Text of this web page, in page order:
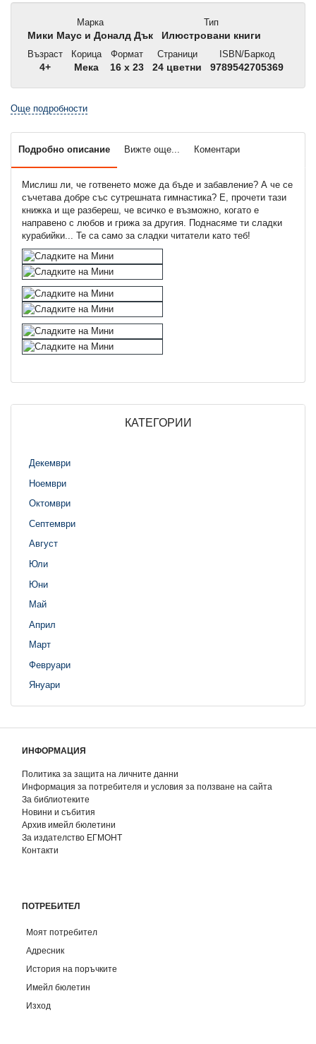
Марка
Мики Маус и Доналд Дък
Тип
Илюстровани книги
Възраст
4+
Корица
Мека
Формат
16 x 23
Страници
24 цветни
ISBN/Баркод
9789542705369
Още подробности
Подробно описание Вижте още... Коментари
Мислиш ли, че готвенето може да бъде и забавление? А че се
съчетава добре със сутрешната гимнастика? Е, прочети тази
книжка и ще разбереш, че всичко е възможно, когато е
направено с любов и грижа за другия. Поднасяме ти сладки
курабийки... Те са само за сладки читатели като теб!
КАТЕГОРИИ
Декември
Ноември
Октомври
Септември
Август
Юли
Юни
Май
Април
Март
Февруари
Януари
ИНФОРМАЦИЯ
Политика за защита на личните данни
Информация за потребителя и условия за ползване на сайта
За библиотеките
Новини и събития
Архив имейл бюлетини
За издателство ЕГМОНТ
Контакти
ПОТРЕБИТЕЛ
Моят потребител
Адресник
История на поръчките
Имейл бюлетин
Изход